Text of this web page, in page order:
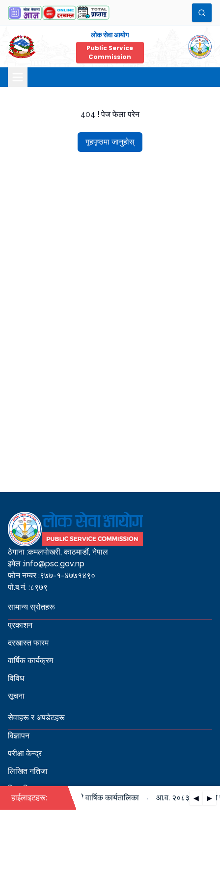
लोक सेवा आयोग
Public Service
Commission
404 ! पेज फेला परेन
गृहपृष्ठमा जानुहोस्
ठेगाना :कमलपोखरी, काठमाडौं, नेपाल
इमेल :info@psc.gov.np
फोन नम्बर :९७७-१-४७७१४९०
पो.ब.नं. :८९७९
सामान्य स्रोतहरू
प्रकाशन
दरखास्त फारम
वार्षिक कार्यक्रम
विविध
सूचना
सेवाहरू र अपडेटहरू
विज्ञापन
परीक्षा केन्द्र
लिखित नतिजा
सिफारिस
हाईलाइटहरू: ◀ ▶
०८४ को पदपूर्ति सम्बन्धी वार्षिक कार्यतालिका आ.व. २०८३/०८४ को